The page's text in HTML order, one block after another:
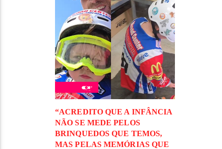
“ACREDITO QUE A INFÂNCIA
NÃO SE MEDE PELOS
BRINQUEDOS QUE TEMOS,
MAS PELAS MEMÓRIAS QUE